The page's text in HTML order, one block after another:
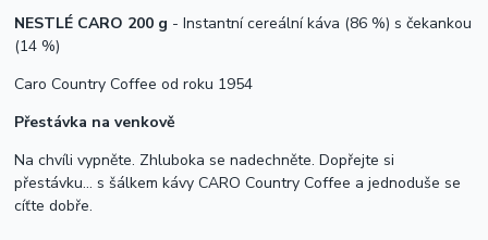
NESTLÉ CARO 200 g - Instantní cereální káva (86 %) s čekankou
(14 %)
Caro Country Coffee od roku 1954
Přestávka na venkově
Na chvíli vypněte. Zhluboka se nadechněte. Dopřejte si
přestávku… s šálkem kávy CARO Country Coffee a jednoduše se
cíťte dobře.